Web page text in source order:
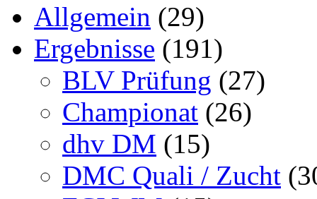
Allgemein (29)
Ergebnisse (191)
BLV Prüfung (27)
Championat (26)
dhv DM (15)
DMC Quali / Zucht